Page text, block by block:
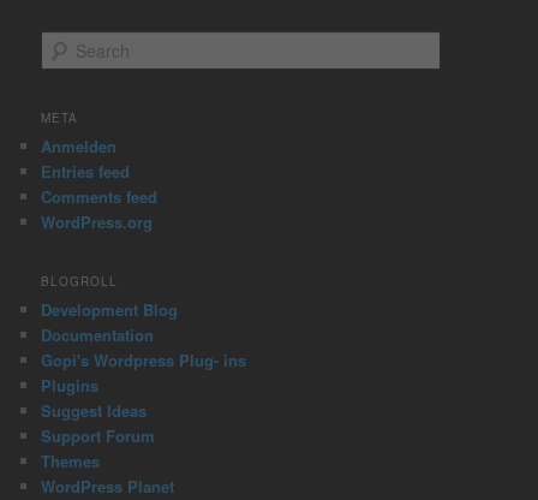
e
r
h
META
Anmelden
Entries feed
Comments feed
WordPress.org
BLOGROLL
Development Blog
Documentation
Gopi's Wordpress Plug- ins
Plugins
Suggest Ideas
Support Forum
Themes
WordPress Planet